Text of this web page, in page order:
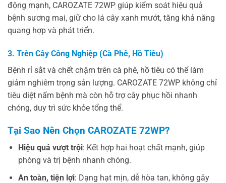
động mạnh, CAROZATE 72WP giúp kiểm soát hiệu quả
bệnh sương mai, giữ cho lá cây xanh mướt, tăng khả năng
quang hợp và phát triển.
3. Trên Cây Công Nghiệp (Cà Phê, Hồ Tiêu)
Bệnh rỉ sắt và chết chậm trên cà phê, hồ tiêu có thể làm
giảm nghiêm trọng sản lượng. CAROZATE 72WP không chỉ
tiêu diệt nấm bệnh mà còn hỗ trợ cây phục hồi nhanh
chóng, duy trì sức khỏe tổng thể.
Tại Sao Nên Chọn CAROZATE 72WP?
Hiệu quả vượt trội: Kết hợp hai hoạt chất mạnh, giúp
phòng và trị bệnh nhanh chóng.
An toàn, tiện lợi: Dạng hạt mịn, dễ hòa tan, không gây